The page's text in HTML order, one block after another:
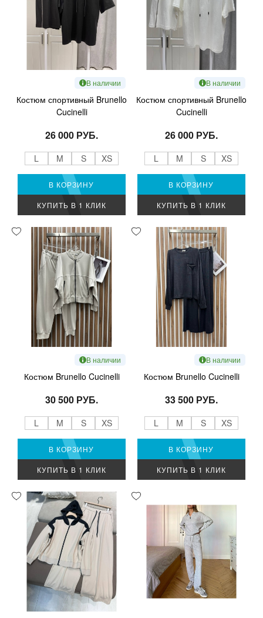
В наличии
Костюм спортивный Brunello
Cucinelli
26 000 РУБ.
L M S XS
В КОРЗИНУ
КУПИТЬ В 1 КЛИК
В наличии
Костюм спортивный Brunello
Cucinelli
26 000 РУБ.
L M S XS
В КОРЗИНУ
КУПИТЬ В 1 КЛИК
В наличии
Костюм Brunello Cucinelli
30 500 РУБ.
L M S XS
В КОРЗИНУ
КУПИТЬ В 1 КЛИК
В наличии
Костюм Brunello Cucinelli
33 500 РУБ.
L M S XS
В КОРЗИНУ
КУПИТЬ В 1 КЛИК